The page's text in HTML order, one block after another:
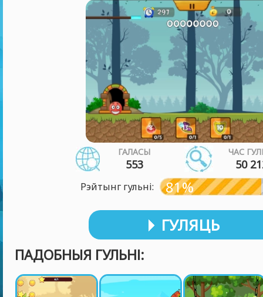
ГАЛАСЫ
553
ЧАС
50
Рэйтынг гульні: 81%
ГУЛЯЦЬ
ПАДОБНЫЯ ГУЛЬНІ: